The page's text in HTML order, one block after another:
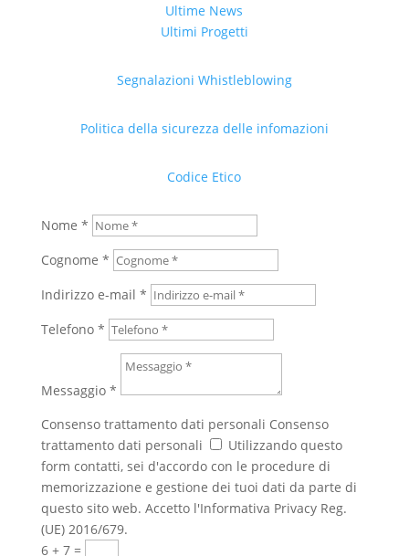
Ultime News
Ultimi Progetti
Segnalazioni Whistleblowing
Politica della sicurezza delle infomazioni
Codice Etico
Nome *
Cognome *
Indirizzo e-mail *
Telefono *
Messaggio *
Consenso trattamento dati personali Consenso
trattamento dati personali
Utilizzando questo
form contatti, sei d'accordo con le procedure di
memorizzazione e gestione dei tuoi dati da parte di
questo sito web. Accetto l'Informativa Privacy Reg.
(UE) 2016/679.
6 + 7=